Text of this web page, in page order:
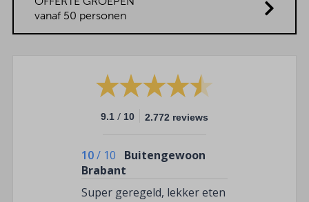
vanaf 50 personen
9.1 / 10 2.772 reviews
10/ 10
Buitengewoon
Brabant
Super geregeld, lekker eten